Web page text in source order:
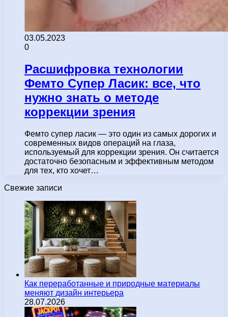
03.05.2023
0
Расшифровка технологии
Фемто Супер Ласик: все, что
нужно знать о методе
коррекции зрения
Фемто супер ласик — это один из самых дорогих и
современных видов операций на глаза,
используемый для коррекции зрения. Он считается
достаточно безопасным и эффективным методом
для тех, кто хочет…
Свежие записи
Как переработанные и природные материалы
меняют дизайн интерьера
28.07.2026